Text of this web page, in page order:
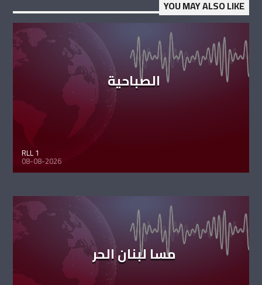
YOU MAY ALSO LIKE
الصباحية
RLL 1
08-08-2026
مسا لبنان الحر